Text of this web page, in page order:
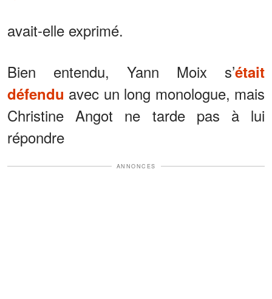
avait-elle exprimé.
Bien entendu, Yann Moix s’était
défendu avec un long monologue, mais
Christine Angot ne tarde pas à lui
répondre
ANNONCES